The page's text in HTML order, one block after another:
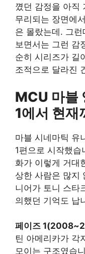
꼈던 감정을 아직
무리되는 장면에
은 몰랐는데. 그
보면서는 그런 감
순히 시리즈가 길
조적으로 달라진
MCU 마블
1에서 현재
마블 시네마틱 유
1편으로 시작했
화가 이렇게 거대
상한 사람은 많지
니어가 토니 스타
의했던 기억도 납
페이즈
틴 아메리카가 각
모이는 구조였습